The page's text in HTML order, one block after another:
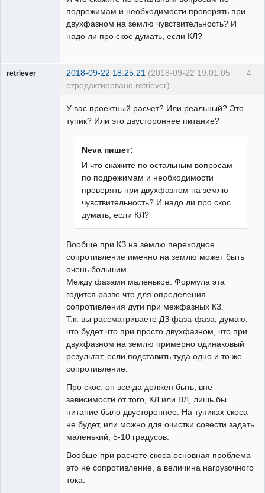
подрежимам и необходимости проверять при
двухфазном на землю чувствительность? И
надо ли про скос думать, если КЛ?
4
retriever 2018-09-22 18:25:21 (2018-09-22 19:01:05
отредактировано retriever)
У вас проектный расчет? Или реальный? Это
тупик? Или это двустороннее питание?
Neva пишет:
И что скажите по остальным вопросам
по подрежимам и необходимости
проверять при двухфазном на землю
чувствительность? И надо ли про скос
думать, если КЛ?
Вообще при КЗ на землю переходное
сопротивление именно на землю может быть
очень большим.
Между фазами маленькое. Формула эта
годится разве что для определения
сопротивления дуги при межфазных КЗ.
Т.к. вы рассматриваете ДЗ фаза-фаза, думаю,
что будет что при просто двухфазном, что при
двухфазном на землю примерно одинаковый
результат, если подставить туда одно и то же
сопротивление.
Про скос: он всегда должен быть, вне
зависимости от того, КЛ или ВЛ, лишь бы
питание было двустороннее. На тупиках скоса
не будет, или можно для очистки совести задать
маленький, 5-10 градусов.
Вообще при расчете скоса основная проблема
это не сопротивление, а величина нагрузочного
тока.